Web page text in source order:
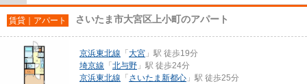
賃貸｜アパート さいたま市大宮区上小町のアパート
京浜東北線 「 大宮 」駅 徒歩19分
埼京線 「 北与野 」駅 徒歩24分
京浜東北線 「 さいたま新都心 」駅 徒歩25分